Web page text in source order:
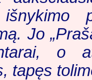
Jo
o
tapęs